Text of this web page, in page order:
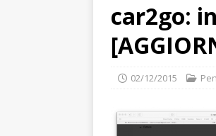
car2go:
02/12/2015